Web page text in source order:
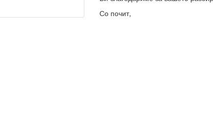
Со почит,